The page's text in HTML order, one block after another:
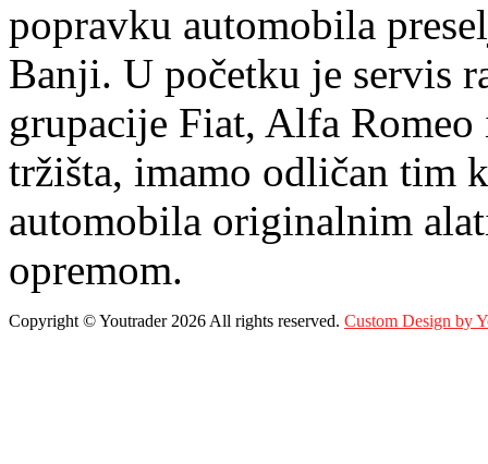
popravku automobila
Banji. U početku je servis
grupacije Fiat, Alfa
tržišta, imamo odličan tim
automobila originalnim
opremom.
Copyright ©Youtrader2026 All rights reserved. Custom Design by